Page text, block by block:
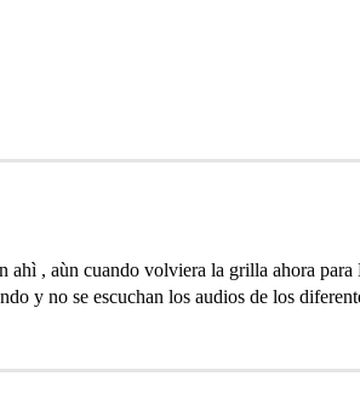
, aùn cuando volviera la grilla ahora
y no se escuchan los audios de los